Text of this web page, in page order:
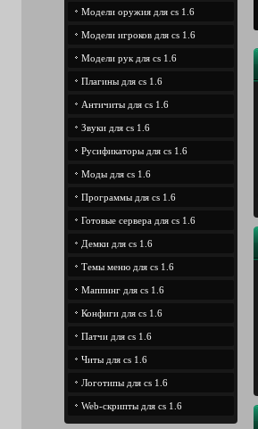
Модели оружия для cs 1.6
Модели игроков для cs 1.6
Модели рук для cs 1.6
Плагины для cs 1.6
Античиты для cs 1.6
Звуки для cs 1.6
Русификаторы для cs 1.6
Моды для cs 1.6
Программы для cs 1.6
Готовые сервера для cs 1.6
Демки для cs 1.6
Темы меню для cs 1.6
Маппинг для cs 1.6
Конфиги для cs 1.6
Патчи для cs 1.6
Читы для cs 1.6
Логотипы для cs 1.6
Web-скрипты для cs 1.6